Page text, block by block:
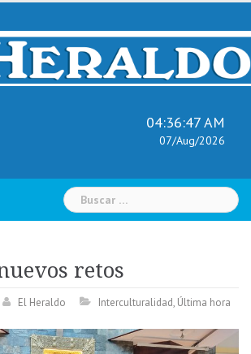
04:36:48 AM
07/Aug/2026
Buscar:
retos
El Heraldo Interculturalidad, Última hora